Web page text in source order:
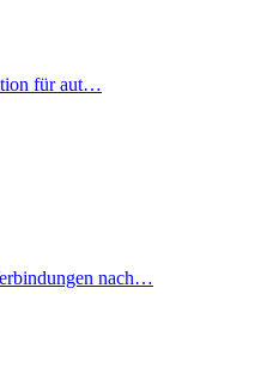
für aut…
nach…